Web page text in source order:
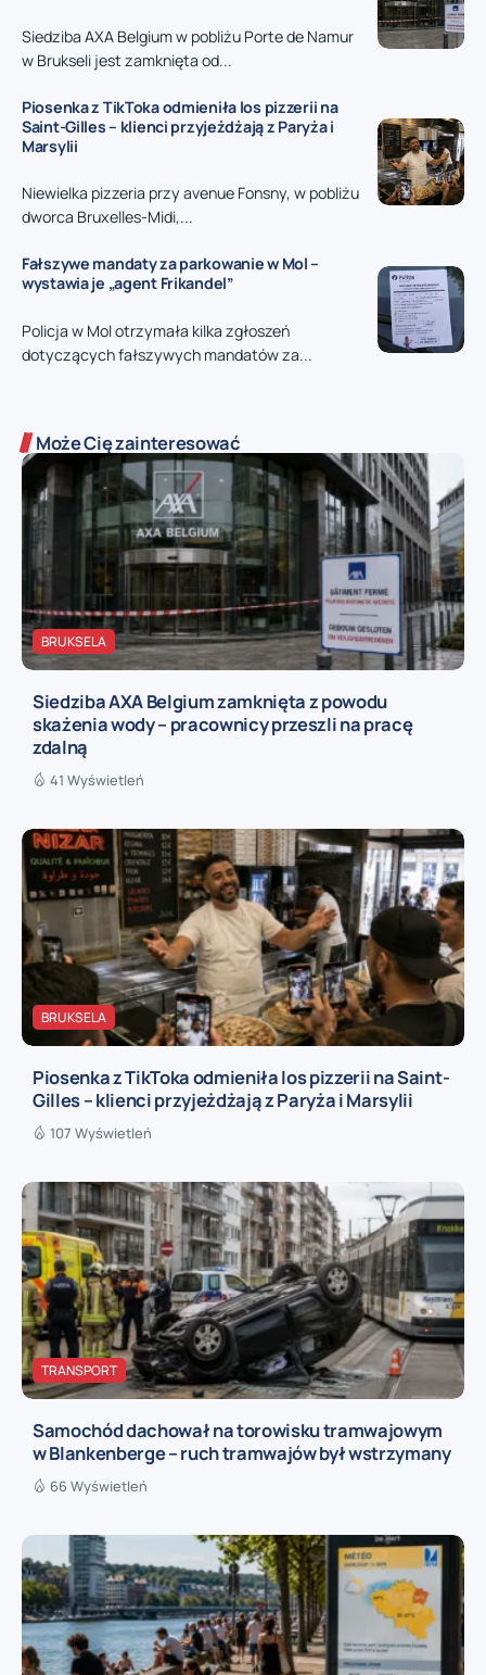
Siedziba AXA Belgium w pobliżu Porte de Namur
w Brukseli jest zamknięta od...
Piosenka z TikToka odmieniła los pizzerii na
Saint-Gilles – klienci przyjeżdżają z Paryża i
Marsylii
Niewielka pizzeria przy avenue Fonsny, w pobliżu
dworca Bruxelles-Midi,...
Fałszywe mandaty za parkowanie w Mol –
wystawia je „agent Frikandel”
Policja w Mol otrzymała kilka zgłoszeń
dotyczących fałszywych mandatów za...
Może Cię zainteresować
BRUKSELA
Siedziba AXA Belgium zamknięta z powodu
skażenia wody – pracownicy przeszli na pracę
zdalną
41 Wyświetleń
BRUKSELA
Piosenka z TikToka odmieniła los pizzerii na Saint-
Gilles – klienci przyjeżdżają z Paryża i Marsylii
107 Wyświetleń
TRANSPORT
Samochód dachował na torowisku tramwajowym
w Blankenberge – ruch tramwajów był wstrzymany
66 Wyświetleń